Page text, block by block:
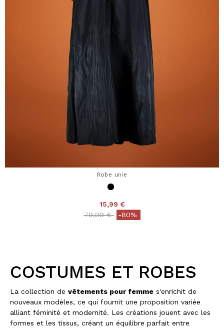
Robe unie
15,99 €
Price reduced from
79,99 €to-80%
COSTUMES ET ROBES
La collection de vêtements pour femme s'enrichit de
nouveaux modèles, ce qui fournit une proposition variée
alliant féminité et modernité. Les créations jouent avec les
formes et les tissus, créant un équilibre parfait entre